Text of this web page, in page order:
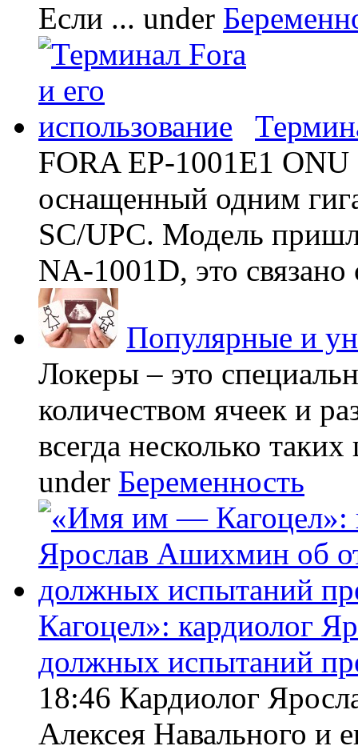
Если ... under
FORA EP-1001E1 ONU
оснащенный одним
SC/UPC. Модель
NA-1001D, это связано
Популярные и
Локеры – это
количеством ячеек и
всегда несколько
under Беременность
Кагоцел»: кардиолог
должных испытаний
18:46 Кардиолог
Алексея Навального и